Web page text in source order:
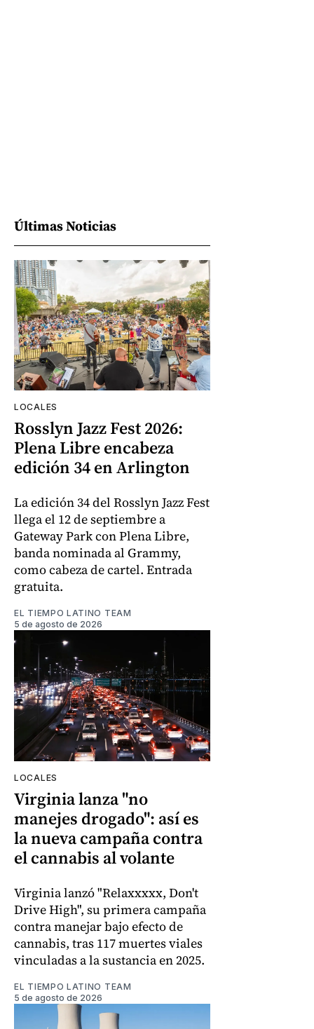
Últimas Noticias
LOCALES
Rosslyn Jazz Fest 2026:
Plena Libre encabeza
edición 34 en Arlington
La edición 34 del Rosslyn Jazz Fest
llega el 12 de septiembre a
Gateway Park con Plena Libre,
banda nominada al Grammy,
como cabeza de cartel. Entrada
gratuita.
EL TIEMPO LATINO TEAM
5 de agosto de 2026
LOCALES
Virginia lanza "no
manejes drogado": así es
la nueva campaña contra
el cannabis al volante
Virginia lanzó "Relaxxxxx, Don't
Drive High", su primera campaña
contra manejar bajo efecto de
cannabis, tras 117 muertes viales
vinculadas a la sustancia en 2025.
EL TIEMPO LATINO TEAM
5 de agosto de 2026